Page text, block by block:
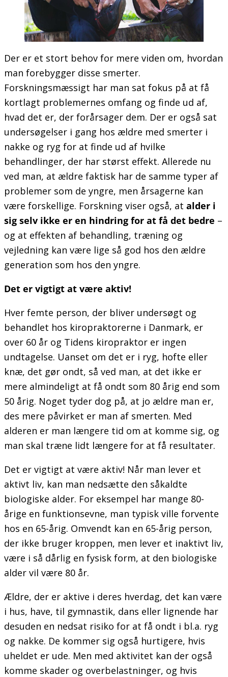
Der er et stort behov for mere viden om, hvordan
man forebygger disse smerter.
Forskningsmæssigt har man sat fokus på at få
kortlagt problemernes omfang og finde ud af,
hvad det er, der forårsager dem. Der er også sat
undersøgelser i gang hos ældre med smerter i
nakke og ryg for at finde ud af hvilke
behandlinger, der har størst effekt. Allerede nu
ved man, at ældre faktisk har de samme typer af
problemer som de yngre, men årsagerne kan
være forskellige. Forskning viser også, at alder i
sig selv ikke er en hindring for at få det bedre –
og at effekten af behandling, træning og
vejledning kan være lige så god hos den ældre
generation som hos den yngre.
Det er vigtigt at være aktiv!
Hver femte person, der bliver undersøgt og
behandlet hos kiropraktorerne i Danmark, er
over 60 år og Tidens kiropraktor er ingen
undtagelse. Uanset om det er i ryg, hofte eller
knæ, det gør ondt, så ved man, at det ikke er
mere almindeligt at få ondt som 80 årig end som
50 årig. Noget tyder dog på, at jo ældre man er,
des mere påvirket er man af smerten. Med
alderen er man længere tid om at komme sig, og
man skal træne lidt længere for at få resultater.
Det er vigtigt at være aktiv! Når man lever et
aktivt liv, kan man nedsætte den såkaldte
biologiske alder. For eksempel har mange 80-
årige en funktionsevne, man typisk ville forvente
hos en 65-årig. Omvendt kan en 65-årig person,
der ikke bruger kroppen, men lever et inaktivt liv,
være i så dårlig en fysisk form, at den biologiske
alder vil være 80 år.
Ældre, der er aktive i deres hverdag, det kan være
i hus, have, til gymnastik, dans eller lignende har
desuden en nedsat risiko for at få ondt i bl.a. ryg
og nakke. De kommer sig også hurtigere, hvis
uheldet er ude. Men med aktivitet kan der også
komme skader og overbelastninger, og hvis